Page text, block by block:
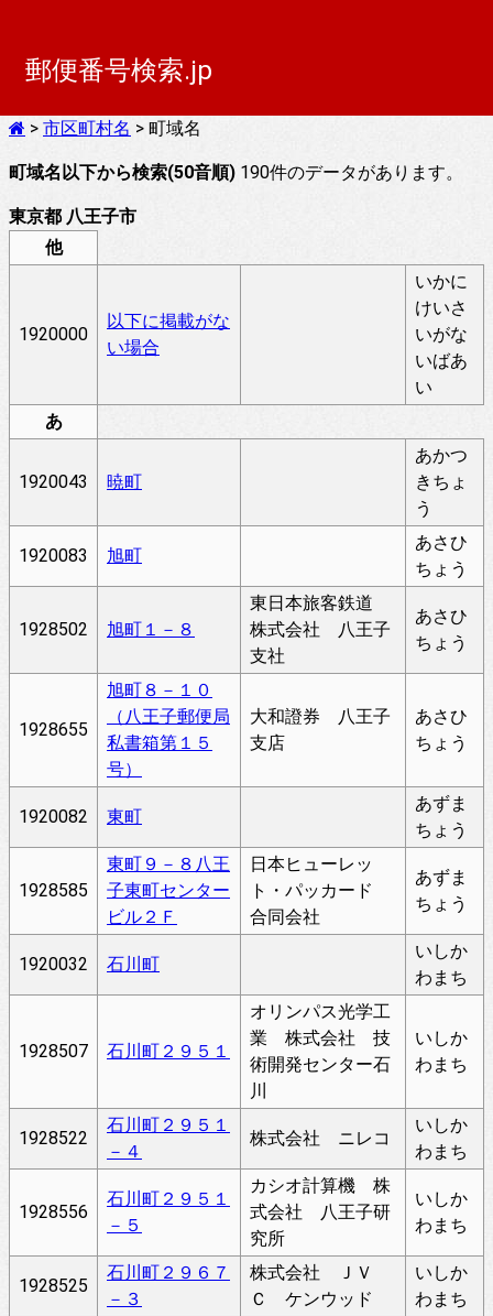
郵便番号検索.jp
> 市区町村名 > 町域名
町域名以下から検索(50音順) 190件のデータがあります。
東京都 八王子市
他
1920000
以下に掲載がな
い場合
いかに
けいさ
いがな
いばあ
い
あ
1920043 暁町
あかつ
きちょ
う
1920083 旭町
あさひ
ちょう
1928502 旭町１－８
東日本旅客鉄道
株式会社 八王子
支社
あさひ
ちょう
1928655
旭町８－１０
（八王子郵便局
私書箱第１５
号）
大和證券 八王子
支店
あさひ
ちょう
1920082 東町
あずま
ちょう
1928585
東町９－８八王
子東町センター
ビル２Ｆ
日本ヒューレッ
ト・パッカード
合同会社
あずま
ちょう
1920032 石川町
いしか
わまち
1928507 石川町２９５１
オリンパス光学工
業 株式会社 技
術開発センター石
川
いしか
わまち
1928522
石川町２９５１
－４
株式会社 ニレコ
いしか
わまち
1928556
石川町２９５１
－５
カシオ計算機 株
式会社 八王子研
究所
いしか
わまち
1928525
石川町２９６７
－３
株式会社 ＪＶ
Ｃ ケンウッド
いしか
わまち